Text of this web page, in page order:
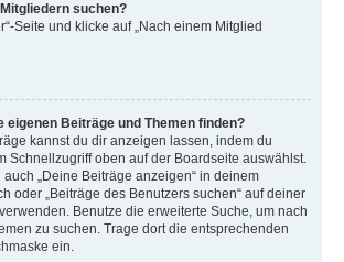
suchen?
Seite und klicke auf „Nach einem Mitglied
eigenen Beiträge und Themen finden?
kannst du dir anzeigen lassen, indem du
Schnellzugriff oben auf der Boardseite auswählst.
„Deine Beiträge anzeigen“ in deinem
oder „Beiträge des Benutzers suchen“ auf deiner
Benutze die erweiterte Suche, um nach
zu suchen. Trage dort die entsprechenden
ein.